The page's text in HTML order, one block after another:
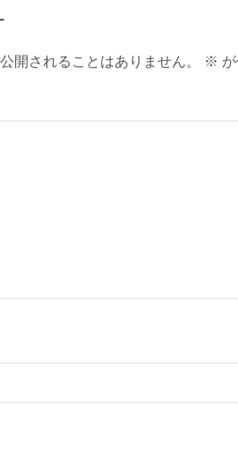
開されることはありません。 ※